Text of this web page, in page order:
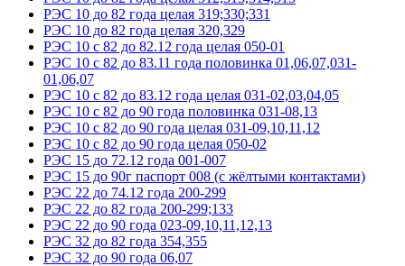
РЭС 10 до 82 года целая 319;330;331
РЭС 10 до 82 года целая 320,329
РЭС 10 с 82 до 82.12 года целая 050-01
РЭС 10 с 82 до 83.11 года половинка 01,06,07,031-
01,06,07
РЭС 10 с 82 до 83.12 года целая 031-02,03,04,05
РЭС 10 с 82 до 90 года половинка 031-08,13
РЭС 10 с 82 до 90 года целая 031-09,10,11,12
РЭС 10 с 82 до 90 года целая 050-02
РЭС 15 до 72.12 года 001-007
РЭС 15 до 90г паспорт 008 (с жёлтыми контактами)
РЭС 22 до 74.12 года 200-299
РЭС 22 до 82 года 200-299;133
РЭС 22 до 90 года 023-09,10,11,12,13
РЭС 32 до 82 года 354,355
РЭС 32 до 90 года 06,07